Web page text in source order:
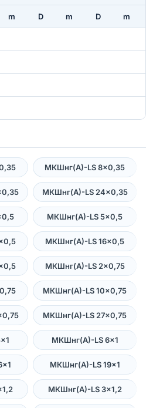
m D m D m
МКШнг(А)-LS 8×0,35
МКШнг(А)-LS 24×0,35
МКШнг(А)-LS 5×0,5
МКШнг(А)-LS 16×0,5
МКШнг(А)-LS 2×0,75
МКШнг(А)-LS 10×0,75
МКШнг(А)-LS 27×0,75
МКШнг(А)-LS 6×1
МКШнг(А)-LS 19×1
МКШнг(А)-LS 3×1,2